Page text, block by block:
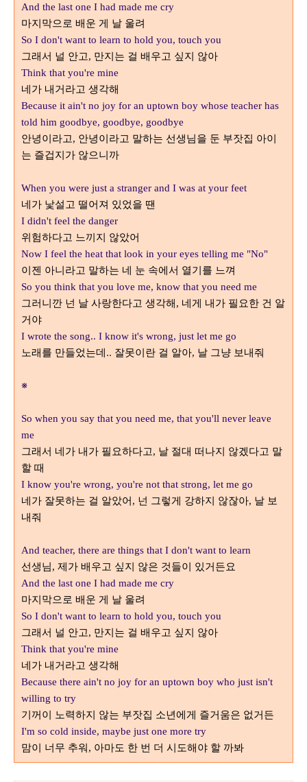
And the last one I had made me cry
마지막으로 배운 게 날 울려
So I don't want to learn to hold you, touch you
그래서 널 안고, 만지는 걸 배우고 싶지 않아
Think that you're mine
네가 내거라고 생각해
Because it ain't no joy for an uptown boy whose teacher has
told him goodbye, goodbye, goodbye
안녕이라고, 안녕이라고 말하는 선생님을 둔 부잣집 아이
는 즐겁지가 않으니까
When you were just a stranger and I was at your feet
네가 낯설고 떨어져 있었을 땐
I didn't feel the danger
위험하다고 느끼지 않았어
Now I feel the heat that look in your eyes telling me "No"
이젠 아니라고 말하는 네 눈 속에서 열기를 느껴
So you think that you love me, know that you need me
그러니깐 넌 날 사랑한다고 생각해, 네게
내가 필요한 건 알
거야
I wrote the song.. I know it's wrong, just let me go
노래를 만들었는데.. 잘못이란 걸 알아, 날 그냥 보내줘
※
So when you say that you need me, that you'll never leave
me
그래서 네가 내가 필요하다고, 날 절대 떠나지 않겠다고 말
할 때
I know you're wrong, you're not that strong, let me go
네가 잘못하는 걸 알았어, 넌 그렇게 강하지 않잖아, 날 보
내줘
And teacher, there are things that I don't want to learn
선생님, 제가 배우고 싶지 않은 것들이 있거든요
And the last one I had made me cry
마지막으로 배운 게 날 울려
So I don't want to learn to hold you, touch you
그래서 널 안고, 만지는 걸 배우고 싶지 않아
Think that you're mine
네가 내거라고 생각해
Because there ain't no joy for an uptown boy who just isn't
willing to try
기꺼이 노력하지 않는 부잣집 소년에게 즐거움은 없거든
I'm so cold inside, maybe just one more try
맘이 너무 추워, 아마도 한 번 더 시도해야 할 까봐